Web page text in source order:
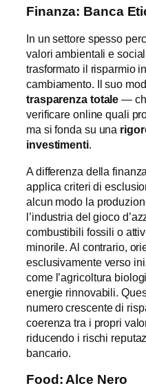
Finanza: Banca
In un settore spesso
valori ambientali e
trasformato il risparmio
cambiamento. Il suo
trasparenza totale —
verificare online quali
ma si fonda su una
investimenti.
A differenza della
applica criteri di
alcun modo la
l’industria del gioco
combustibili fossili o
minorile. Al contrario,
esclusivamente verso
come l’agricoltura
energie rinnovabili.
numero crescente di
coerenza tra i propri
riducendo i rischi
bancario.
Food: Alce Nero